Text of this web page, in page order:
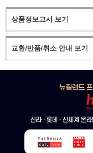
상품정보고시 보기
교환/반품/취소 안내 보기